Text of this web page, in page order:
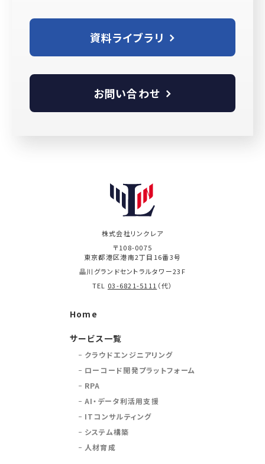
資料ライブラリ
お問い合わせ
株式会社リンクレア
〒108-0075
東京都港区港南2丁目16番3号
品川グランドセントラルタワー23F
TEL 03-6821-5111 （代）
Home
サービス一覧
クラウドエンジニアリング
ローコード開発プラットフォーム
RPA
AI・データ利活用支援
ITコンサルティング
システム構築
人材育成